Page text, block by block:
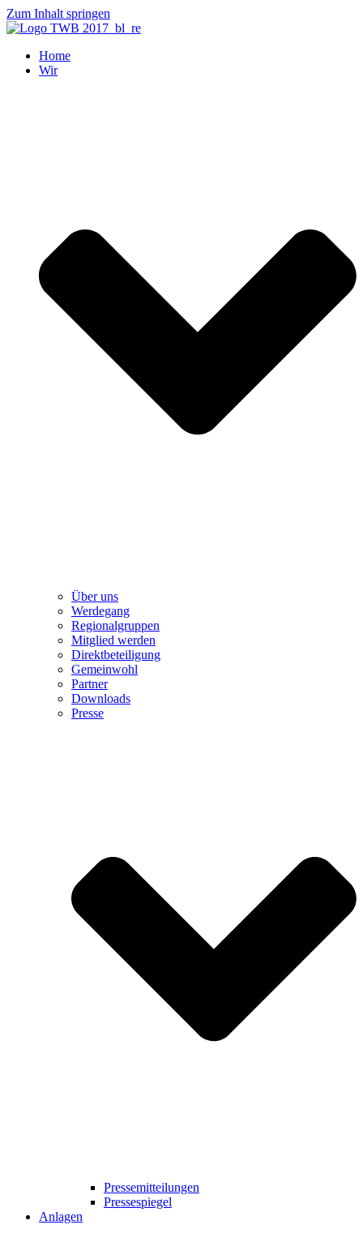
Zum Inhalt springen
Home
Wir
Über uns
Werdegang
Regionalgruppen
Mitglied werden
Direktbeteiligung
Gemeinwohl
Partner
Downloads
Presse
Pressemitteilungen
Pressespiegel
Anlagen